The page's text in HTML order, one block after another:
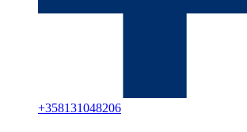
+358131048206